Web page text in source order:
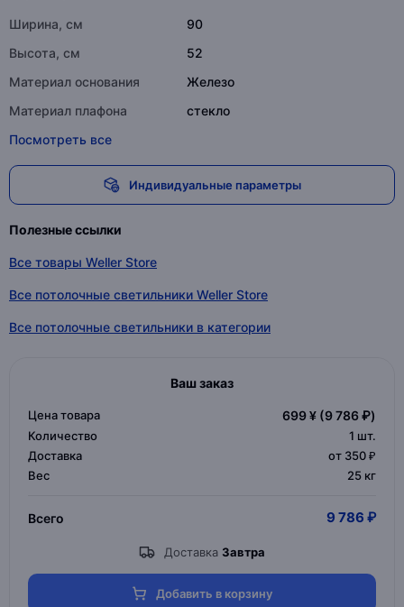
Ширина, см
90
Высота, см
52
Материал основания
Железо
Материал плафона
стекло
Посмотреть все
Индивидуальные параметры
Полезные ссылки
Все товары Weller Store
Все потолочные светильники Weller Store
Все потолочные светильники в категории
Ваш заказ
Цена товара 699 ¥ (9 786 ₽)
Количество 1 шт.
Доставка
от 350 ₽
Вес
25 кг
Всего 9 786 ₽
Доставка Завтра
Добавить в корзину